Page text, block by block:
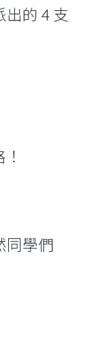
的 4 支
同學們